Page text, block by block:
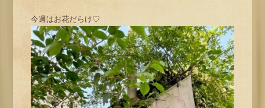
今週はお花だらけ♡